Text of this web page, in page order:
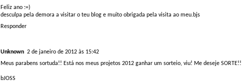
Feliz ano :=)
desculpa pela demora a visitar o teu blog e muito obrigada pela visita ao meu.bjs
Responder
Unknown 2 de janeiro de 2012 às 15:42
Meus parabens sortuda!! Está nos meus projetos 2012 ganhar um sorteio, viu! Me deseje SORTE!!
bJOSS